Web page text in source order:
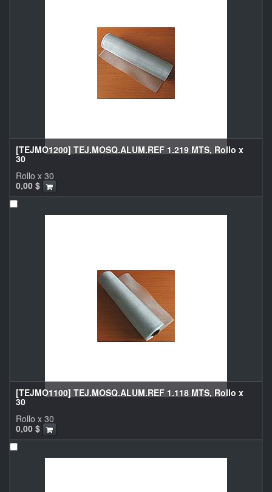
[TEJMO1200] TEJ.MOSQ.ALUM.REF 1.219 MTS, Rollo x
30
0,00 $
Rollo x 30
[TEJMO1100] TEJ.MOSQ.ALUM.REF 1.118 MTS, Rollo x
30
0,00 $
Rollo x 30